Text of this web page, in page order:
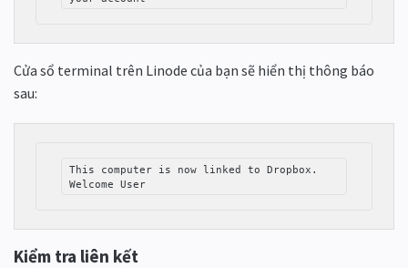
Cửa sổ terminal trên Linode của bạn sẽ hiển thị thông báo
sau:
This computer is now linked to Dropbox.
Welcome User
Kiểm tra liên kết